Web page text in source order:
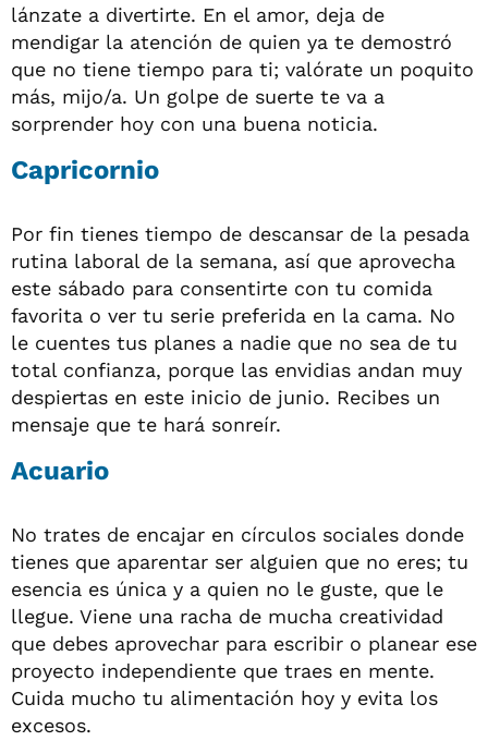
lánzate a divertirte. En el amor, deja de
mendigar la atención de quien ya te demostró
que no tiene tiempo para ti; valórate un poquito
más, mijo/a. Un golpe de suerte te va a
sorprender hoy con una buena noticia.
Capricornio
Por fin tienes tiempo de descansar de la pesada
rutina laboral de la semana, así que aprovecha
este sábado para consentirte con tu comida
favorita o ver tu serie preferida en la cama. No
le cuentes tus planes a nadie que no sea de tu
total confianza, porque las envidias andan muy
despiertas en este inicio de junio. Recibes un
mensaje que te hará sonreír.
Acuario
No trates de encajar en círculos sociales donde
tienes que aparentar ser alguien que no eres; tu
esencia es única y a quien no le guste, que le
llegue. Viene una racha de mucha creatividad
que debes aprovechar para escribir o planear ese
proyecto independiente que traes en mente.
Cuida mucho tu alimentación hoy y evita los
excesos.